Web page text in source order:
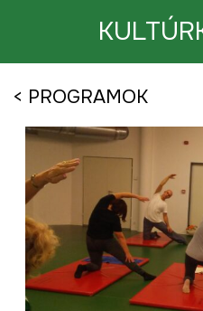
< PROGRAMOK